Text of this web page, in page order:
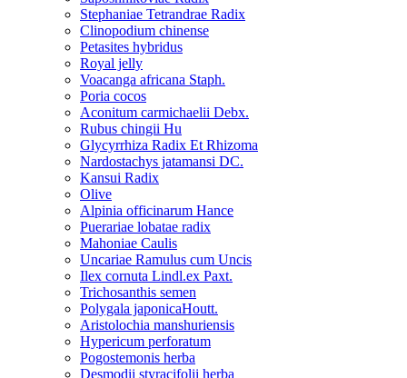
Stephaniae Tetrandrae Radix
Clinopodium chinense
Petasites hybridus
Royal jelly
Voacanga africana Staph.
Poria cocos
Aconitum carmichaelii Debx.
Rubus chingii Hu
Glycyrrhiza Radix Et Rhizoma
Nardostachys jatamansi DC.
Kansui Radix
Olive
Alpinia officinarum Hance
Puerariae lobatae radix
Mahoniae Caulis
Uncariae Ramulus cum Uncis
Ilex cornuta Lindl.ex Paxt.
Trichosanthis semen
Polygala japonicaHoutt.
Aristolochia manshuriensis
Hypericum perforatum
Pogostemonis herba
Desmodii styracifolii herba